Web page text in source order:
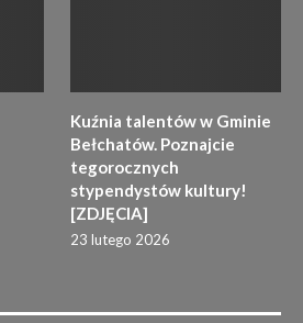
Kuźnia talentów w Gminie
Bełchatów. Poznajcie
tegorocznych
stypendystów kultury!
[ZDJĘCIA]
23 lutego 2026